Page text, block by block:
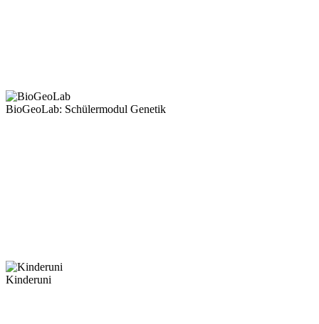
BioGeoLab: Schülermodul Genetik
Kinderuni